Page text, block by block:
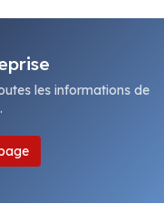
les informations de